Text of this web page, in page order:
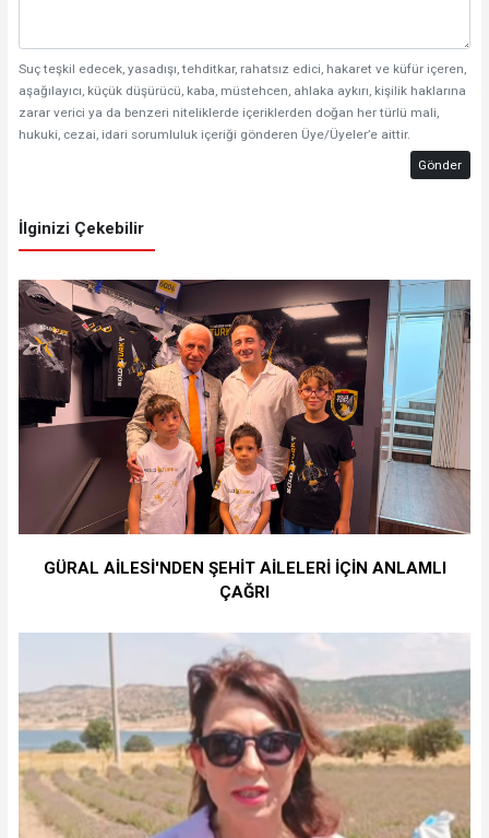
Suç teşkil edecek, yasadışı, tehditkar, rahatsız edici, hakaret ve küfür içeren,
aşağılayıcı, küçük düşürücü, kaba, müstehcen, ahlaka aykırı, kişilik haklarına
zarar verici ya da benzeri niteliklerde içeriklerden doğan her türlü mali,
hukuki, cezai, idari sorumluluk içeriği gönderen Üye/Üyeler’e aittir.
Gönder
İlginizi Çekebilir
GÜRAL AİLESİ'NDEN ŞEHİT AİLELERİ İÇİN ANLAMLI
ÇAĞRI